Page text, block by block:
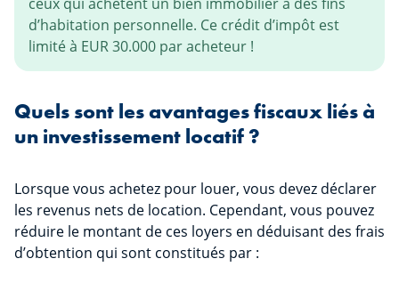
d’habitation personnelle. Ce crédit d’impôt est
limité à EUR 30.000 par acheteur !
Quels sont les avantages fiscaux liés à
un investissement locatif ?
Lorsque vous achetez pour louer, vous devez déclarer
les revenus nets de location. Cependant, vous pouvez
réduire le montant de ces loyers en déduisant des frais
d’obtention qui sont constitués par :